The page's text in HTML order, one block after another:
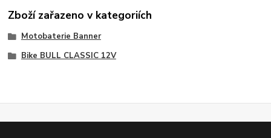
Zboží zařazeno v kategoriích
Motobaterie Banner
Bike BULL CLASSIC 12V